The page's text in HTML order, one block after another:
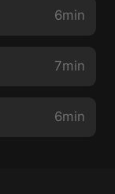
6min
7min
6min